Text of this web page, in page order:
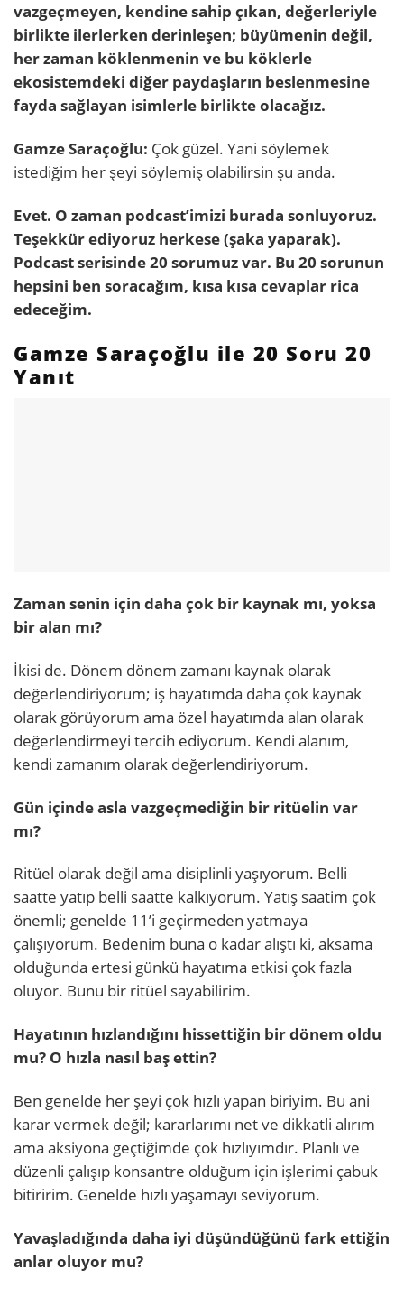
vazgeçmeyen, kendine sahip çıkan, değerleriyle
birlikte ilerlerken derinleşen; büyümenin değil,
her zaman köklenmenin ve bu köklerle
ekosistemdeki diğer paydaşların beslenmesine
fayda sağlayan isimlerle birlikte olacağız.
Gamze Saraçoğlu: Çok güzel. Yani söylemek
istediğim her şeyi söylemiş olabilirsin şu anda.
Evet. O zaman podcast’imizi burada sonluyoruz.
Teşekkür ediyoruz herkese (şaka yaparak).
Podcast serisinde 20 sorumuz var. Bu 20 sorunun
hepsini ben soracağım, kısa kısa cevaplar rica
edeceğim.
Gamze Saraçoğlu ile 20 Soru 20
Yanıt
Zaman senin için daha çok bir kaynak mı, yoksa
bir alan mı?
İkisi de. Dönem dönem zamanı kaynak olarak
değerlendiriyorum; iş hayatımda daha çok kaynak
olarak görüyorum ama özel hayatımda alan olarak
değerlendirmeyi tercih ediyorum. Kendi alanım,
kendi zamanım olarak değerlendiriyorum.
Gün içinde asla vazgeçmediğin bir ritüelin var
mı?
Ritüel olarak değil ama disiplinli yaşıyorum. Belli
saatte yatıp belli saatte kalkıyorum. Yatış saatim çok
önemli; genelde 11’i geçirmeden yatmaya
çalışıyorum. Bedenim buna o kadar alıştı ki, aksama
olduğunda ertesi günkü hayatıma etkisi çok fazla
oluyor. Bunu bir ritüel sayabilirim.
Hayatının hızlandığını hissettiğin bir dönem oldu
mu? O hızla nasıl baş ettin?
Ben genelde her şeyi çok hızlı yapan biriyim. Bu ani
karar vermek değil; kararlarımı net ve dikkatli alırım
ama aksiyona geçtiğimde çok hızlıyımdır. Planlı ve
düzenli çalışıp konsantre olduğum için işlerimi çabuk
bitiririm. Genelde hızlı yaşamayı seviyorum.
Yavaşladığında daha iyi düşündüğünü fark ettiğin
anlar oluyor mu?